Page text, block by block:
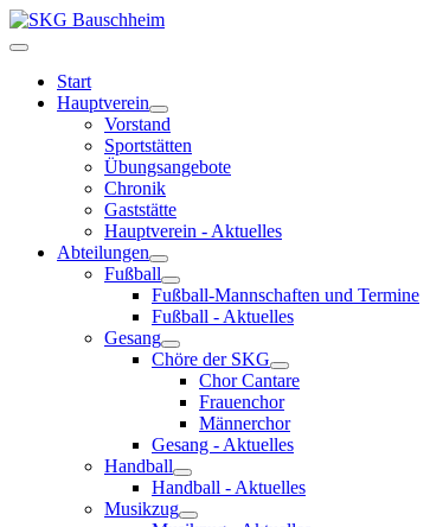
Start
Hauptverein
Vorstand
Sportstätten
Übungsangebote
Chronik
Gaststätte
Hauptverein - Aktuelles
Abteilungen
Fußball
Fußball-Mannschaften und Termine
Fußball - Aktuelles
Gesang
Chöre der SKG
Chor Cantare
Frauenchor
Männerchor
Gesang - Aktuelles
Handball
Handball - Aktuelles
Musikzug